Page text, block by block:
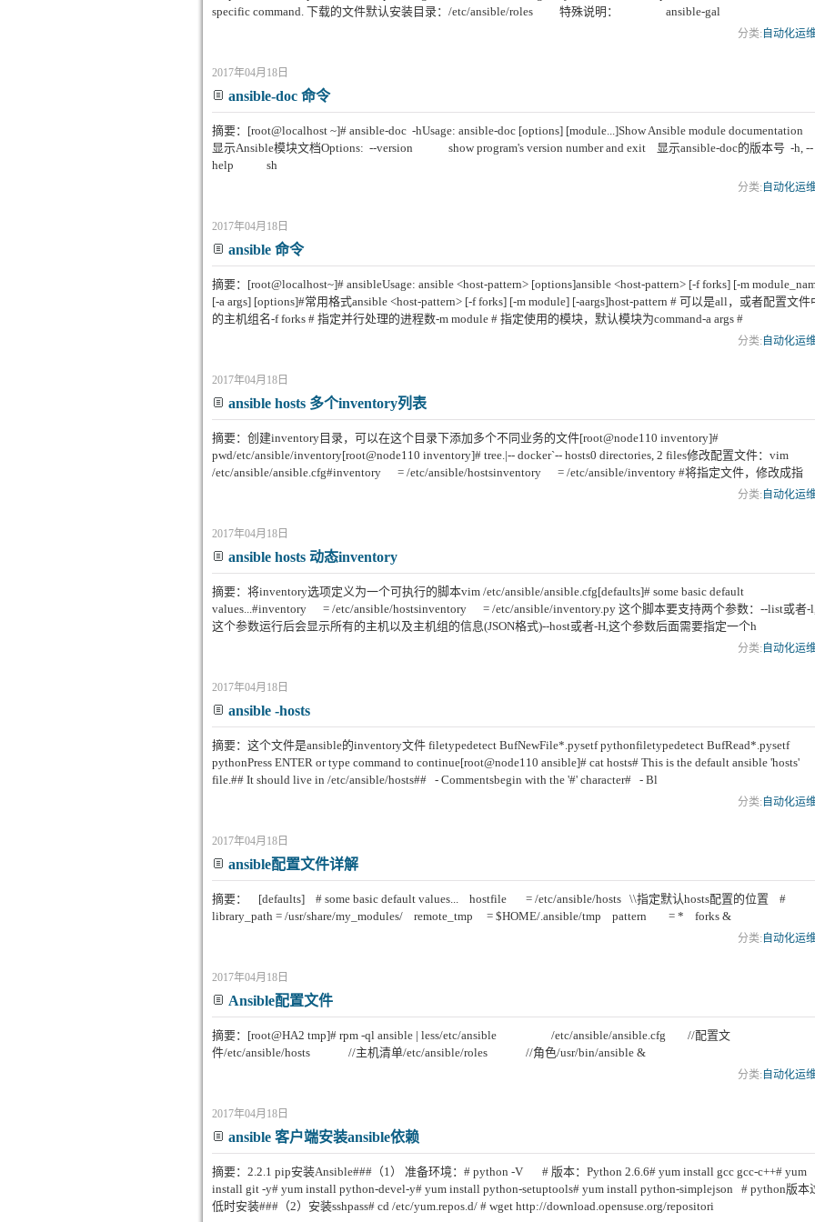
specific command. 下载的文件默认安装目录：/etc/ansible/roles 特殊说明： ansible-gal
分类: 自动化运
2017年04月18日
ansible-doc 命令
摘要：[root@localhost ~]# ansible-doc -hUsage: ansible-doc [options] [module...]Show Ansible module documentation
显示Ansible模块文档Options: --version show program's version number and exit 显示ansible-doc的版本号 -h, --
help sh
分类: 自动化运
2017年04月18日
ansible 命令
摘要：[root@localhost~]# ansibleUsage: ansible <host-pattern> [options]ansible <host-pattern> [-f forks] [-m
[-a args] [options]#常用格式ansible <host-pattern> [-f forks] [-m module] [-aargs]host-pattern # 可以是all，或者配置文件
的主机组名-f forks # 指定并行处理的进程数-m module # 指定使用的模块，默认模块为command-a args #
分类: 自动化运
2017年04月18日
ansible hosts 多个inventory列表
摘要：创建inventory目录，可以在这个目录下添加多个不同业务的文件[root@node110 inventory]#
pwd/etc/ansible/inventory[root@node110 inventory]# tree.|-- docker`-- hosts0 directories, 2 files修改配置文件：vim
/etc/ansible/ansible.cfg#inventory = /etc/ansible/hostsinventory = /etc/ansible/inventory #将指定文件，修改成指
分类: 自动化运
2017年04月18日
ansible hosts 动态inventory
摘要：将inventory选项定义为一个可执行的脚本vim /etc/ansible/ansible.cfg[defaults]# some basic default
values...#inventory = /etc/ansible/hostsinventory = /etc/ansible/inventory.py 这个脚本要支持两个参数：--list或者-
这个参数运行后会显示所有的主机以及主机组的信息(JSON格式)--host或者-H,这个参数后面需要指定一个h
分类: 自动化运
2017年04月18日
ansible -hosts
摘要：这个文件是ansible的inventory文件 filetypedetect BufNewFile*.pysetf pythonfiletypedetect BufRead*.pysetf
pythonPress ENTER or type command to continue[root@node110 ansible]# cat hosts# This is the default ansible 'hosts'
file.## It should live in /etc/ansible/hosts## - Commentsbegin with the '#' character# - Bl
分类: 自动化运
2017年04月18日
ansible配置文件详解
摘要： [defaults] # some basic default values... hostfile = /etc/ansible/hosts \\指定默认hosts配置的位置 #
library_path = /usr/share/my_modules/ remote_tmp = $HOME/.ansible/tmp pattern = * forks &
分类: 自动化运
2017年04月18日
Ansible配置文件
摘要：[root@HA2 tmp]# rpm -ql ansible | less/etc/ansible /etc/ansible/ansible.cfg //配置文
件/etc/ansible/hosts //主机清单/etc/ansible/roles //角色/usr/bin/ansible &
分类: 自动化运
2017年04月18日
ansible 客户端安装ansible依赖
摘要：2.2.1 pip安装Ansible###（1） 准备环境：# python -V # 版本：Python 2.6.6# yum install gcc gcc-c++# yum
install git -y# yum install python-devel-y# yum install python-setuptools# yum install python-simplejson # python版本
低时安装###（2）安装sshpass# cd /etc/yum.repos.d/ # wget http://download.opensuse.org/repositori